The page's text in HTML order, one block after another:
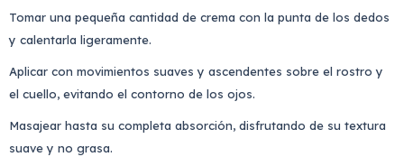
Tomar una pequeña cantidad de crema con la punta de los dedos
y calentarla ligeramente.
Aplicar con movimientos suaves y ascendentes sobre el rostro y
el cuello, evitando el contorno de los ojos.
Masajear hasta su completa absorción, disfrutando de su textura
suave y no grasa.